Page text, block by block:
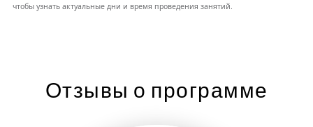
чтобы узнать актуальные дни и время проведения занятий.
Отзывы о программе